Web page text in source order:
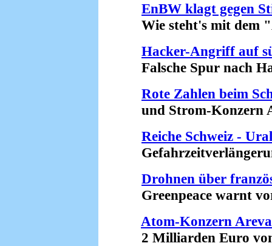
EnBW klagt gegen
Wie steht's mit dem
Hacker-Angriff auf
Falsche Spur nach
Rote Zahlen beim
und Strom-Konzern
Reiche Schweiz -
Drohnen über
Greenpeace warnt
Atom-Konzern
2 Milliarden Euro von